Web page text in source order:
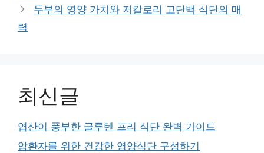
두부의 영양 가치와 저칼로리 고단백 식단의 매
력
최신글
엽산이 풍부한 글루텐 프리 식단 완벽 가이드
암환자를 위한 건강한 영양식단 구성하기